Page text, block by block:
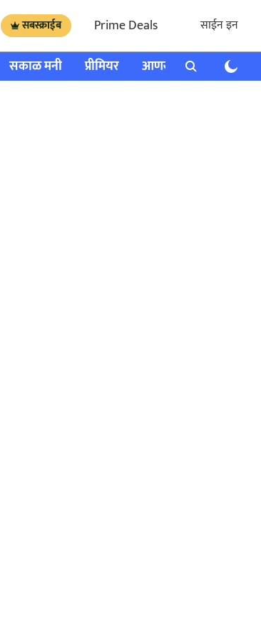
सबस्क्राईब Prime Deals साईन इन
सकाळ मनी प्रीमियर आणखी राशी भविष्य